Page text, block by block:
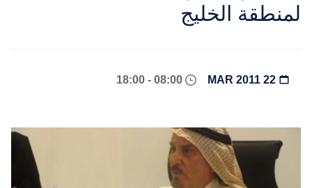
لمنطقة الخليج